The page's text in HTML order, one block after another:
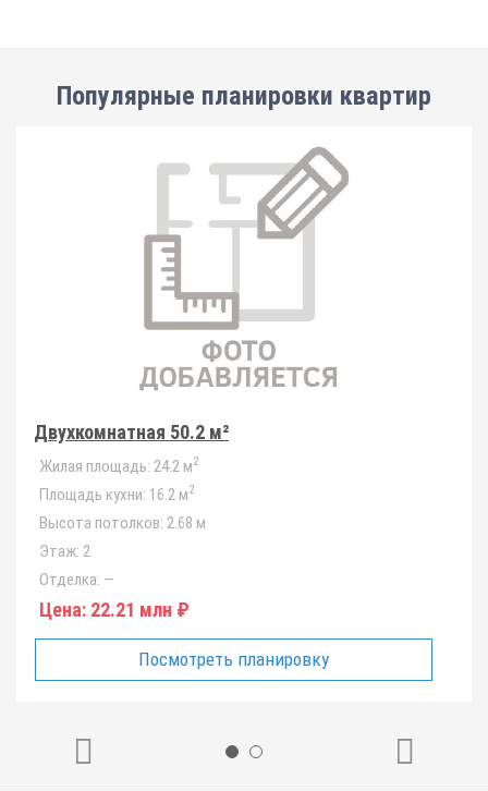
Популярные планировки квартир
Двухкомнатная 50.2 м²
Жилая площадь: 24.2 м2
Площадь кухни: 16.2 м2
Высота потолков: 2.68 м
Этаж: 2
Отделка: —
Цена: 22.21 млн ₽
Посмотреть планировку